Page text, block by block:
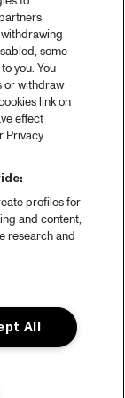
some
you. You
or withdraw
link on
effect
Privacy
profiles for
and content,
research and
All